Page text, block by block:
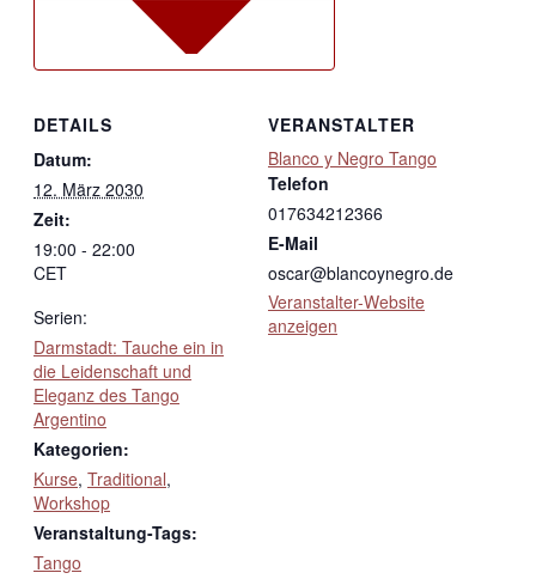
DETAILS
Datum:
12. März 2030
Zeit:
19:00 - 22:00
CET
Serien:
Darmstadt: Tauche ein in
die Leidenschaft und
Eleganz des Tango
Argentino
Kategorien:
Kurse, Traditional,
Workshop
Veranstaltung-Tags:
Tango
VERANSTALTER
Blanco y Negro Tango
Telefon
017634212366
E-Mail
oscar@blancoynegro.de
Veranstalter-Website
anzeigen